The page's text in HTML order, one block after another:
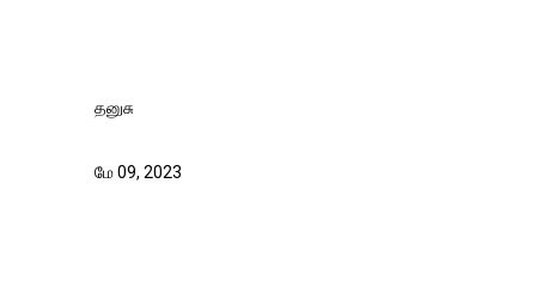
தனுசு
மே 09, 2023